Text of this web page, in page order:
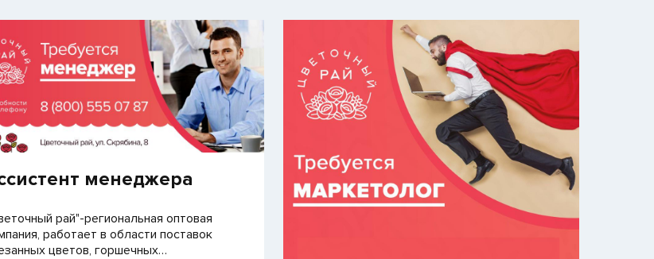
менеджера
рай"-региональная оптовая
работает в области поставок
цветов, горшечных…